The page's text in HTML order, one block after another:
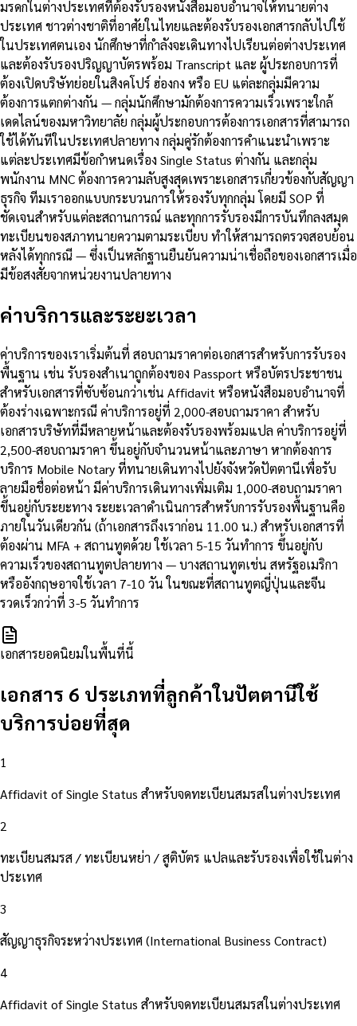
มรดกในต่างประเทศที่ต้องรับรองหนังสือมอบอำนาจให้ทนายต่าง
ประเทศ ชาวต่างชาติที่อาศัยในไทยและต้องรับรองเอกสารกลับไปใช้
ในประเทศตนเอง นักศึกษาที่กำลังจะเดินทางไปเรียนต่อต่างประเทศ
และต้องรับรองปริญญาบัตรพร้อม Transcript และ ผู้ประกอบการที่
ต้องเปิดบริษัทย่อยในสิงคโปร์ ฮ่องกง หรือ EU แต่ละกลุ่มมีความ
ต้องการแตกต่างกัน — กลุ่มนักศึกษามักต้องการความเร็วเพราะใกล้
เดดไลน์ของมหาวิทยาลัย กลุ่มผู้ประกอบการต้องการเอกสารที่สามารถ
ใช้ได้ทันทีในประเทศปลายทาง กลุ่มคู่รักต้องการคำแนะนำเพราะ
แต่ละประเทศมีข้อกำหนดเรื่อง Single Status ต่างกัน และกลุ่ม
พนักงาน MNC ต้องการความลับสูงสุดเพราะเอกสารเกี่ยวข้องกับสัญญา
ธุรกิจ ทีมเราออกแบบกระบวนการให้รองรับทุกกลุ่ม โดยมี SOP ที่
ชัดเจนสำหรับแต่ละสถานการณ์ และทุกการรับรองมีการบันทึกลงสมุด
ทะเบียนของสภาทนายความตามระเบียบ ทำให้สามารถตรวจสอบย้อน
หลังได้ทุกกรณี — ซึ่งเป็นหลักฐานยืนยันความน่าเชื่อถือของเอกสารเมื่อ
มีข้อสงสัยจากหน่วยงานปลายทาง
ค่าบริการและระยะเวลา
ค่าบริการของเราเริ่มต้นที่ สอบถามราคาต่อเอกสารสำหรับการรับรอง
พื้นฐาน เช่น รับรองสำเนาถูกต้องของ Passport หรือบัตรประชาชน
สำหรับเอกสารที่ซับซ้อนกว่าเช่น Affidavit หรือหนังสือมอบอำนาจที่
ต้องร่างเฉพาะกรณี ค่าบริการอยู่ที่ 2,000-สอบถามราคา สำหรับ
เอกสารบริษัทที่มีหลายหน้าและต้องรับรองพร้อมแปล ค่าบริการอยู่ที่
2,500-สอบถามราคา ขึ้นอยู่กับจำนวนหน้าและภาษา หากต้องการ
บริการ Mobile Notary ที่ทนายเดินทางไปยังจังหวัดปัตตานีเพื่อรับ
ลายมือชื่อต่อหน้า มีค่าบริการเดินทางเพิ่มเติม 1,000-สอบถามราคา
ขึ้นอยู่กับระยะทาง ระยะเวลาดำเนินการสำหรับการรับรองพื้นฐานคือ
ภายในวันเดียวกัน (ถ้าเอกสารถึงเราก่อน 11.00 น.) สำหรับเอกสารที่
ต้องผ่าน MFA + สถานทูตด้วย ใช้เวลา 5-15 วันทำการ ขึ้นอยู่กับ
ความเร็วของสถานทูตปลายทาง — บางสถานทูตเช่น สหรัฐอเมริกา
หรืออังกฤษอาจใช้เวลา 7-10 วัน ในขณะที่สถานทูตญี่ปุ่นและจีน
รวดเร็วกว่าที่ 3-5 วันทำการ
เอกสารยอดนิยมในพื้นที่นี้
เอกสาร 6 ประเภทที่ลูกค้าในปัตตานีใช้
บริการบ่อยที่สุด
1
Affidavit of Single Status สำหรับจดทะเบียนสมรสในต่างประเทศ
2
ทะเบียนสมรส / ทะเบียนหย่า / สูติบัตร แปลและรับรองเพื่อใช้ในต่าง
ประเทศ
3
สัญญาธุรกิจระหว่างประเทศ (International Business Contract)
4
Affidavit of Single Status สำหรับจดทะเบียนสมรสในต่างประเทศ